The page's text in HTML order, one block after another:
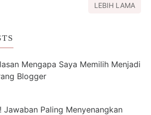
LEBIH LAMA
Mengapa Saya Memilih Menjadi
Blogger
Jawaban Paling Menyenangkan